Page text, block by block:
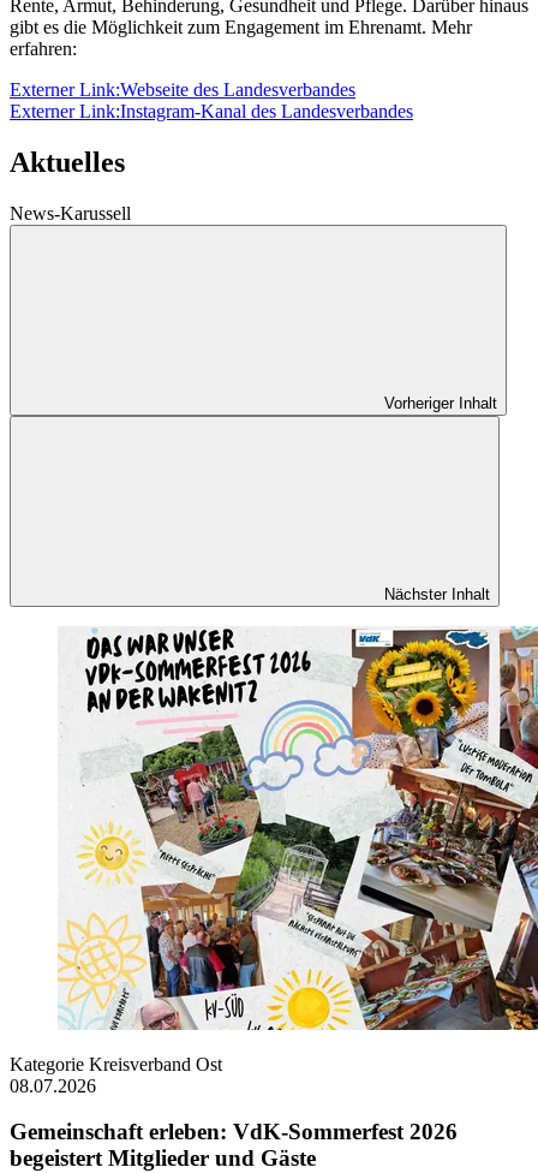
Rente, Armut, Behinderung, Gesundheit und Pflege. Darüber hinaus
gibt es die Möglichkeit zum Engagement im Ehrenamt. Mehr
erfahren:
Externer Link:Webseite des Landesverbandes
Externer Link:Instagram-Kanal des Landesverbandes
Aktuelles
News-Karussell
Vorheriger Inhalt
Nächster Inhalt
Kategorie Kreisverband Ost
08.07.2026
Gemeinschaft erleben: VdK-Sommerfest 2026
begeistert Mitglieder und Gäste